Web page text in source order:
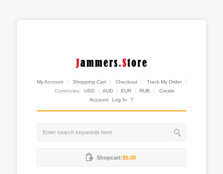
My Account Shopping Cart Checkout
Track My Order
Currencies:
USD AUD EUR RUB
Create
Account
Log In ?
Shopcart:$0.00